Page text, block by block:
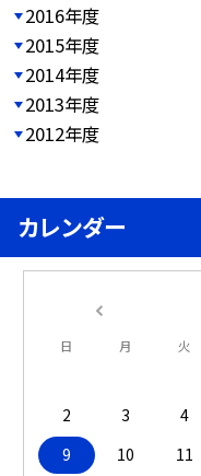
2016年度
2015年度
2014年度
2013年度
2012年度
カレンダー
日 月 火
2
3 4
9
10 11